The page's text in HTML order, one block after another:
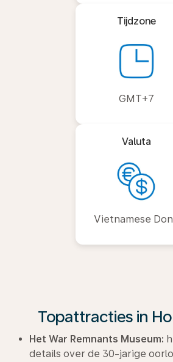
Tijdzone
GMT+7
Valuta
Vietnamese
Topattracties in
Het War Remnants Museum:
details over de 30-jarige